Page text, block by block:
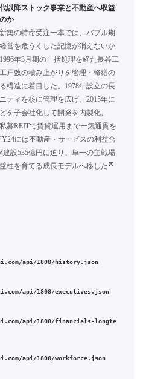
以降ストック事業と不動産へ収益
か
築の特命受注一本では、バブル期
営を危うくした記憶が消えないか
年3月期の一括処理を経た長谷工
戸数の積み上がりを管理・修繕の
構造に着目した。1978年設立の長
ティを核に管理を広げ、2015年に
を子会社化して開発を内製化、
募REITで賃貸運用まで一気通貫を
には不動産・サービスの利益合
建設535億円に迫り、単一の主戦場
柱を育てる成長モデルへ移した [6]
api/1808/history.json
api/1808/executives.json
api/1808/financials-longte
api/1808/workforce.json